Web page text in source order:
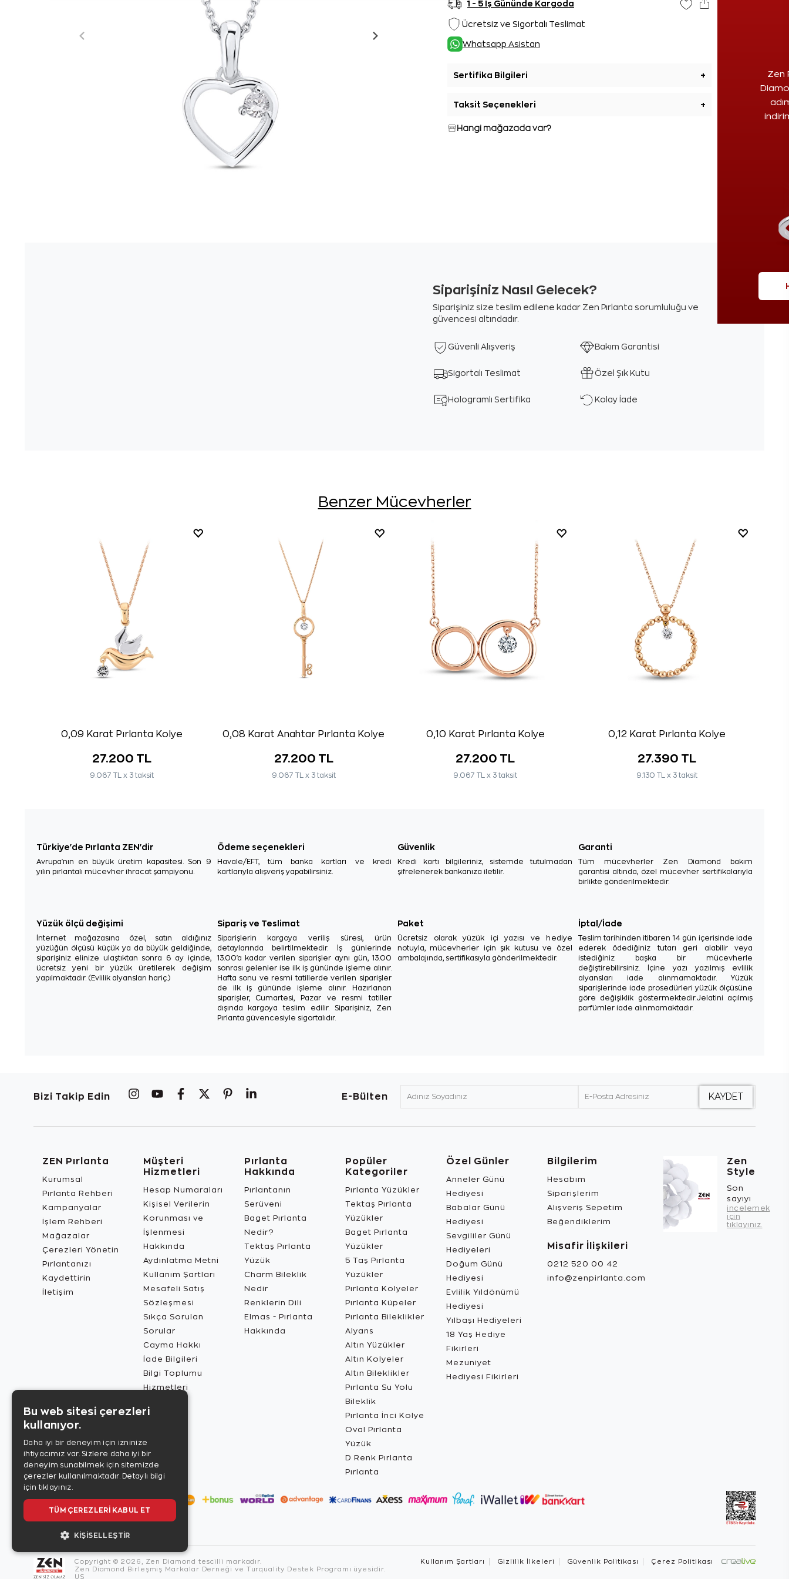
Zen
1 - 5 İş Gününde Kargoda
Ücretsiz ve Sigortalı Teslimat
Whatsapp Asistan
Sertifika Bilgileri +
Taksit Seçenekleri +
Hangi mağazada var?
Siparişiniz Nasıl Gelecek?
Siparişiniz size teslim edilene kadar Zen Pırlanta sorumluluğu ve
güvencesi altındadır.
Güvenli Alışveriş Bakım Garantisi
Sigortalı Teslimat Özel Şık Kutu
Hologramlı Sertifika Kolay İade
Benzer Mücevherler
0,09 Karat Pırlanta Kolye
27.200 TL
9.067 TL x 3 taksit
0,08 Karat Anahtar Pırlanta Kolye
27.200 TL
9.067 TL x 3 taksit
0,10 Karat Pırlanta Kolye
27.200 TL
9.067 TL x 3 taksit
0,12 Karat Pırlanta Kolye
27.390 TL
9.130 TL x 3 taksit
Türkiye'de Pırlanta ZEN'dir
Avrupa'nın en büyük üretim kapasitesi. Son 9
yılın pırlantalı mücevher ihracat şampiyonu.
Ödeme seçenekleri
Havale/EFT, tüm banka kartları ve kredi
kartlarıyla alışveriş yapabilirsiniz.
Güvenlik
Kredi kartı bilgileriniz, sistemde tutulmadan
şifrelenerek bankanıza iletilir.
Garanti
Tüm mücevherler Zen Diamond bakım
garantisi altında, özel mücevher sertifikalarıyla
birlikte gönderilmektedir.
Yüzük ölçü değişimi
İnternet mağazasına özel, satın aldığınız
yüzüğün ölçüsü küçük ya da büyük geldiğinde,
siparişiniz elinize ulaştıktan sonra 6 ay içinde,
ücretsiz yeni bir yüzük üretilerek değişim
yapılmaktadır. (Evlilik alyansları hariç.)
Sipariş ve Teslimat
Siparişlerin kargoya veriliş süresi, ürün
detaylarında belirtilmektedir. İş günlerinde
13.00'a kadar verilen siparişler aynı gün, 13.00
sonrası gelenler ise ilk iş gününde işleme alınır.
Hafta sonu ve resmi tatillerde verilen siparişler
de ilk iş gününde işleme alınır. Hazırlanan
siparişler, Cumartesi, Pazar ve resmi tatiller
dışında kargoya teslim edilir. Siparişiniz, Zen
Pırlanta güvencesiyle sigortalıdır.
Paket
Ücretsiz olarak yüzük içi yazısı ve hediye
notuyla, mücevherler için şık kutusu ve özel
ambalajında, sertifikasıyla gönderilmektedir.
İptal/İade
Teslim tarihinden itibaren 14 gün içerisinde iade
ederek ödediğiniz tutarı geri alabilir veya
istediğiniz başka bir mücevherle
değiştirebilirsiniz. İçine yazı yazılmış evlilik
alyansları iade alınmamaktadır. Yüzük
siparişlerinde iade prosedürleri yüzük ölçüsüne
göre değişiklik göstermektedir.Jelatini açılmış
parfümler iade alınmamaktadır.
Bizi Takip Edin E-Bülten
ZEN Pırlanta
Kurumsal
Pırlanta Rehberi
Kampanyalar
İşlem Rehberi
Mağazalar
Çerezleri Yönetin
Pırlantanızı
Kaydettirin
İletişim
Müşteri
Hizmetleri
Hesap Numaraları
Kişisel Verilerin
Korunması ve
İşlenmesi
Hakkında
Aydınlatma Metni
Kullanım Şartları
Mesafeli Satış
Sözleşmesi
Sıkça Sorulan
Sorular
Cayma Hakkı
İade Bilgileri
Bilgi Toplumu
Hizmetleri
Pırlanta
Hakkında
Pırlantanın
Serüveni
Baget Pırlanta
Nedir?
Tektaş Pırlanta
Yüzük
Charm Bileklik
Nedir
Renklerin Dili
Elmas - Pırlanta
Hakkında
Popüler
Kategoriler
Pırlanta Yüzükler
Tektaş Pırlanta
Yüzükler
Baget Pırlanta
Yüzükler
5 Taş Pırlanta
Yüzükler
Pırlanta Kolyeler
Pırlanta Küpeler
Pırlanta Bileklikler
Alyans
Altın Yüzükler
Altın Kolyeler
Altın Bileklikler
Pırlanta Su Yolu
Bileklik
Pırlanta İnci Kolye
Oval Pırlanta
Yüzük
D Renk Pırlanta
Pırlanta
Özel Günler
Anneler Günü
Hediyesi
Babalar Günü
Hediyesi
Sevgililer Günü
Hediyeleri
Doğum Günü
Hediyesi
Evlilik Yıldönümü
Hediyesi
Yılbaşı Hediyeleri
18 Yaş Hediye
Fikirleri
Mezuniyet
Hediyesi Fikirleri
Bilgilerim
Hesabım
Siparişlerim
Alışveriş Sepetim
Beğendiklerim
Misafir İlişkileri
0212 520 00 42
info@zenpirlanta.com
Zen
Style
Son
sayıyı
incelemek
için
tıklayınız.
Copyright © 2026, Zen Diamond tescilli markadır.
Zen Diamond Birleşmiş Markalar Derneği ve Turquality Destek Programı üyesidir.
US
Kullanım Şartları Gizlilik İlkeleri Güvenlik Politikası Çerez Politikası
Bu web sitesi çerezleri
kullanıyor.
Daha iyi bir deneyim için izninize
ihtiyacımız var. Sizlere daha iyi bir
deneyim sunabilmek için sitemizde
çerezler kullanılmaktadır. Detaylı bilgi
için tıklayınız.
TÜM ÇEREZLERI KABUL ET
KIŞISELLEŞTIR